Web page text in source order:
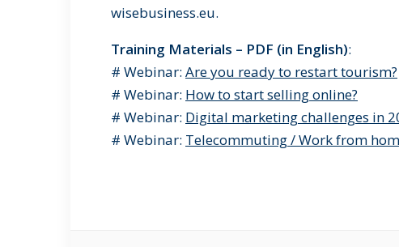
wisebusiness.eu.
Training Materials – PDF (in English):
# Webinar: Are you ready to restart tourism?
# Webinar: How to start selling online?
# Webinar: Digital marketing challenges in
# Webinar: Telecommuting / Work from